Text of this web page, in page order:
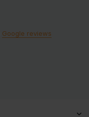
Google reviews